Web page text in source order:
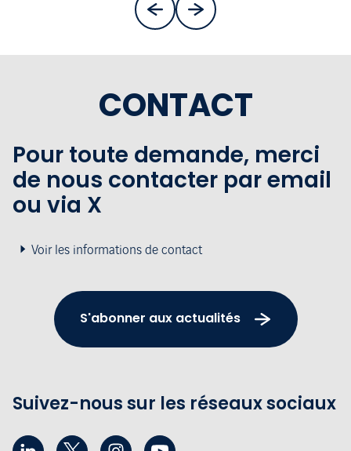
CONTACT
Pour toute demande, merci
de nous contacter par email
ou via X
Voir les informations de contact
S'abonner aux actualités
Suivez-nous sur les réseaux sociaux